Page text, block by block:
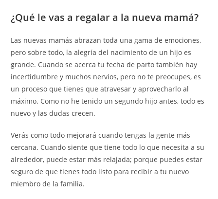
¿Qué le vas a regalar a la nueva mamá?
Las nuevas mamás abrazan toda una gama de emociones,
pero sobre todo, la alegría del nacimiento de un hijo es
grande. Cuando se acerca tu fecha de parto también hay
incertidumbre y muchos nervios, pero no te preocupes, es
un proceso que tienes que atravesar y aprovecharlo al
máximo. Como no he tenido un segundo hijo antes, todo es
nuevo y las dudas crecen.
Verás como todo mejorará cuando tengas la gente más
cercana. Cuando siente que tiene todo lo que necesita a su
alrededor, puede estar más relajada; porque puedes estar
seguro de que tienes todo listo para recibir a tu nuevo
miembro de la familia.